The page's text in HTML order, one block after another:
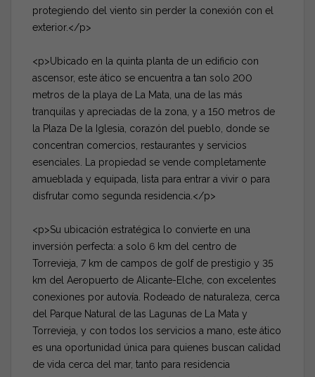
protegiendo del viento sin perder la conexión con el
exterior.</p>
<p>Ubicado en la quinta planta de un edificio con
ascensor, este ático se encuentra a tan solo 200
metros de la playa de La Mata, una de las más
tranquilas y apreciadas de la zona, y a 150 metros de
la Plaza De la Iglesia, corazón del pueblo, donde se
concentran comercios, restaurantes y servicios
esenciales. La propiedad se vende completamente
amueblada y equipada, lista para entrar a vivir o para
disfrutar como segunda residencia.</p>
<p>Su ubicación estratégica lo convierte en una
inversión perfecta: a solo 6 km del centro de
Torrevieja, 7 km de campos de golf de prestigio y 35
km del Aeropuerto de Alicante-Elche, con excelentes
conexiones por autovía. Rodeado de naturaleza, cerca
del Parque Natural de las Lagunas de La Mata y
Torrevieja, y con todos los servicios a mano, este ático
es una oportunidad única para quienes buscan calidad
de vida cerca del mar, tanto para residencia